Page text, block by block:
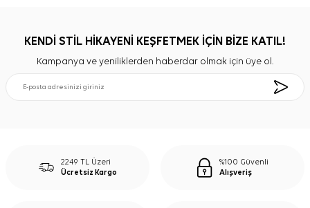
KENDİ STİL HİKAYENİ KEŞFETMEK İÇİN BİZE KATIL!
Kampanya ve yeniliklerden haberdar olmak için üye ol.
2249 TL Üzeri
Ücretsiz Kargo
%100 Güvenli
Alışveriş